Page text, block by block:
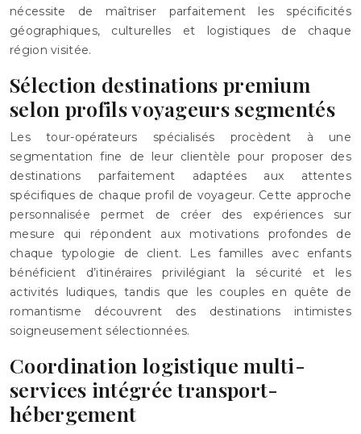
nécessite de maîtriser parfaitement les spécificités
géographiques, culturelles et logistiques de chaque
région visitée.
Sélection destinations premium
selon profils voyageurs segmentés
Les tour-opérateurs spécialisés procèdent à une
segmentation fine de leur clientèle pour proposer des
destinations parfaitement adaptées aux attentes
spécifiques de chaque profil de voyageur. Cette approche
personnalisée permet de créer des expériences sur
mesure qui répondent aux motivations profondes de
chaque typologie de client. Les familles avec enfants
bénéficient d’itinéraires privilégiant la sécurité et les
activités ludiques, tandis que les couples en quête de
romantisme découvrent des destinations intimistes
soigneusement sélectionnées.
Coordination logistique multi-
services intégrée transport-
hébergement